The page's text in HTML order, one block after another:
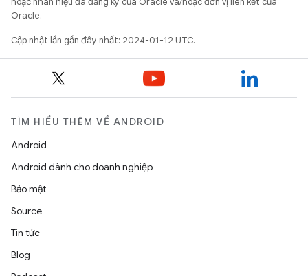
Oracle.
Cập nhật lần gần đây nhất: 2024-01-12 UTC.
TÌM HIỂU THÊM VỀ ANDROID
Android
Android dành cho doanh nghiệp
Bảo mật
Source
Tin tức
Blog